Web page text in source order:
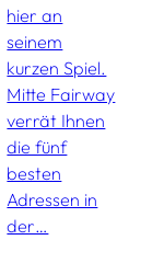
hier an
seinem
kurzen Spiel.
Mitte Fairway
verrät Ihnen
die fünf
besten
Adressen in
der…